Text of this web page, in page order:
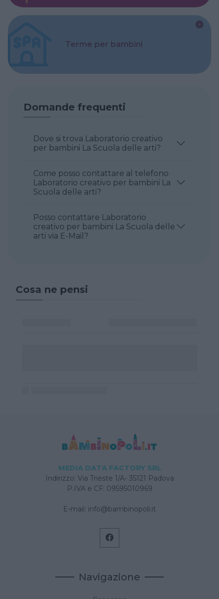
Terme per bambini
Domande frequenti
Dove si trova Laboratorio creativo
per bambini La Scuola delle arti?
Come posso contattare al telefono
Laboratorio creativo per bambini La
Scuola delle arti?
Posso contattare Laboratorio
creativo per bambini La Scuola delle
arti via E-Mail?
Cosa ne pensi
MEDIA DATA FACTORY SRL
Indirizzo: Via Trieste 1/A- 35121 Padova
P.IVA e CF: 09595010969
E-mail: info@bambinopoli.it
Navigazione